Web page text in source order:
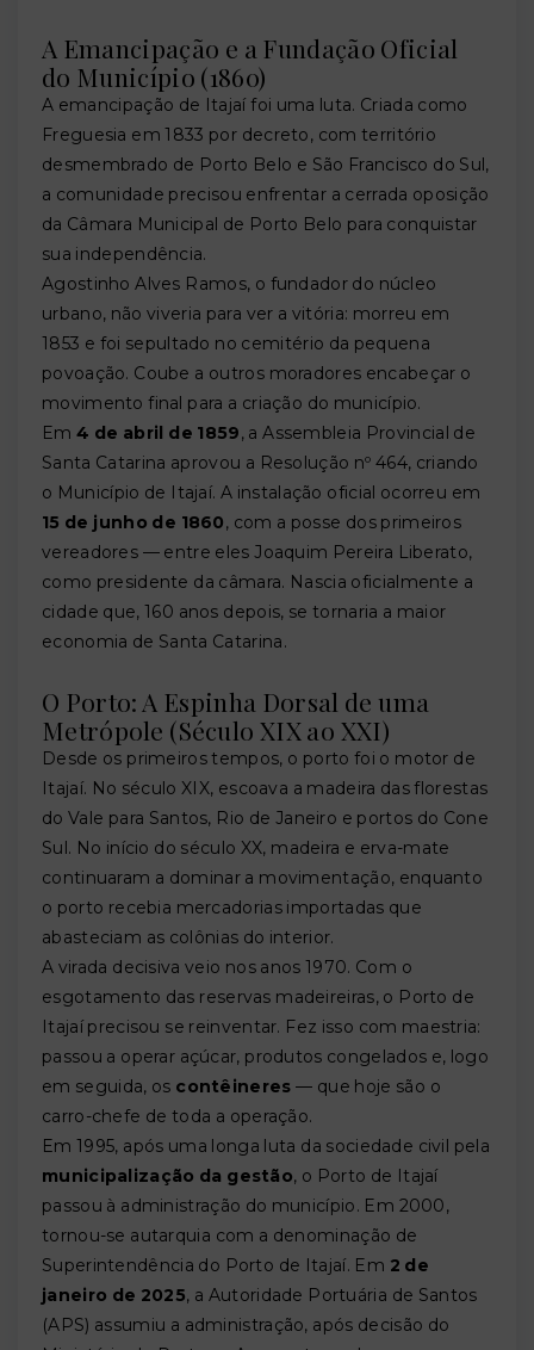
A Emancipação e a Fundação Oficial
do Município (1860)
A emancipação de Itajaí foi uma luta. Criada como
Freguesia em 1833 por decreto, com território
desmembrado de Porto Belo e São Francisco do Sul,
a comunidade precisou enfrentar a cerrada oposição
da Câmara Municipal de Porto Belo para conquistar
sua independência.
Agostinho Alves Ramos, o fundador do núcleo
urbano, não viveria para ver a vitória: morreu em
1853 e foi sepultado no cemitério da pequena
povoação. Coube a outros moradores encabeçar o
movimento final para a criação do município.
Em4 de abril de 1859, a Assembleia Provincial de
Santa Catarina aprovou a Resolução nº 464, criando
o Município de Itajaí. A instalação oficial ocorreu em
15 de junho de 1860, com a posse dos primeiros
vereadores — entre eles Joaquim Pereira Liberato,
como presidente da câmara. Nascia oficialmente a
cidade que, 160 anos depois, se tornaria a maior
economia de Santa Catarina.
O Porto: A Espinha Dorsal de uma
Metrópole (Século XIX ao XXI)
Desde os primeiros tempos, o porto foi o motor de
Itajaí. No século XIX, escoava a madeira das florestas
do Vale para Santos, Rio de Janeiro e portos do Cone
Sul. No início do século XX, madeira e erva-mate
continuaram a dominar a movimentação, enquanto
o porto recebia mercadorias importadas que
abasteciam as colônias do interior.
A virada decisiva veio nos anos 1970. Com o
esgotamento das reservas madeireiras, o Porto de
Itajaí precisou se reinventar. Fez isso com maestria:
passou a operar açúcar, produtos congelados e, logo
em seguida, os contêineres — que hoje são o
carro-chefe de toda a operação.
Em 1995, após uma longa luta da sociedade civil pela
municipalização da gestão, o Porto de Itajaí
passou à administração do município. Em 2000,
tornou-se autarquia com a denominação de
Superintendência do Porto de Itajaí. Em 2 de
janeiro de 2025, a Autoridade Portuária de Santos
(APS) assumiu a administração, após decisão do